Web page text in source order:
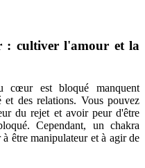
: cultiver l'amour et la
cœur est bloqué manquent
et des relations. Vous pouvez
du rejet et avoir peur d'être
Cependant, un chakra
être manipulateur et à agir de